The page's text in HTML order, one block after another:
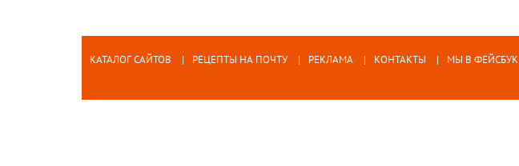
КАТАЛОГ САЙТОВ РЕЦЕПТЫ НА ПОЧТУ РЕКЛАМА КОНТАКТЫ МЫ В ФЕЙСБУК